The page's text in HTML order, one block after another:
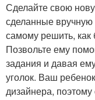
Сделайте свою
сделанные
самому решить, как
Позвольте ему
задания и давая
уголок. Ваш
дизайнера,